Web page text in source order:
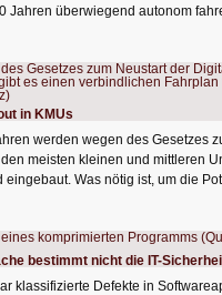
Jahren überwiegend autonom
in KMUs
werden wegen des Gesetzes
meisten kleinen und mittleren
eingebaut. Was nötig ist, um die
bestimmt nicht die IT-
klassifizierte Defekte in